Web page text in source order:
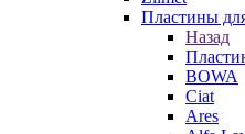
Пластины
Назад
BOWA
Ciat
Ares